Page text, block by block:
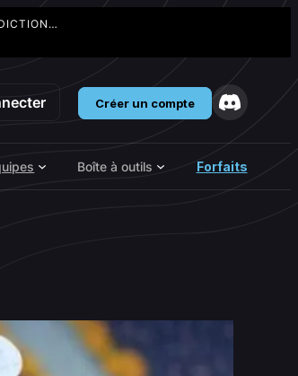
Créer un compte
Boîte à outils Forfaits